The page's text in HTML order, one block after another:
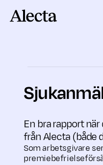
En bra rapport
från Alecta (både
Som arbetsgivare